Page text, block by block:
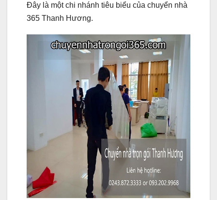
Đây là một chi nhánh tiêu biểu của chuyển nhà
365 Thanh Hương.